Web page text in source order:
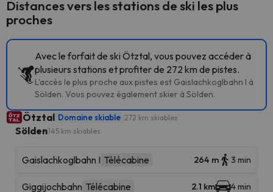
Distances vers les stations de ski les plus
proches
Avec le forfait de ski Ötztal, vous pouvez accéder à
plusieurs stations et profiter de 272 km de pistes.
L'accès le plus proche aux pistes est Gaislachkoglbahn I à
Sölden. Vous pouvez également skier à Sölden.
Ötztal Domaine skiable 272 km skiables
Sölden145 km skiables
Gaislachkoglbahn I Télécabine 264 m 3 min
Giggijochbahn Télécabine 2.1 km 4 min